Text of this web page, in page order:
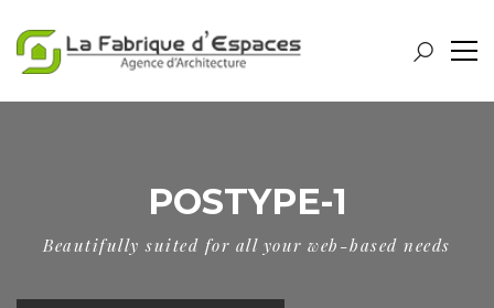
POSTYPE-1
Beautifully suited for all your web-based needs